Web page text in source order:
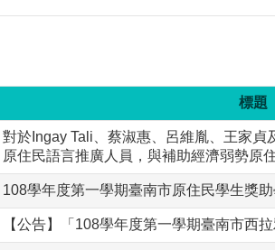
標題
對於Ingay Tali、蔡淑惠、呂維胤、王家貞
原住民語言推廣人員，與補助經濟弱勢原
108學年度第一學期臺南市原住民學生獎
【公告】「108學年度第一學期臺南市西